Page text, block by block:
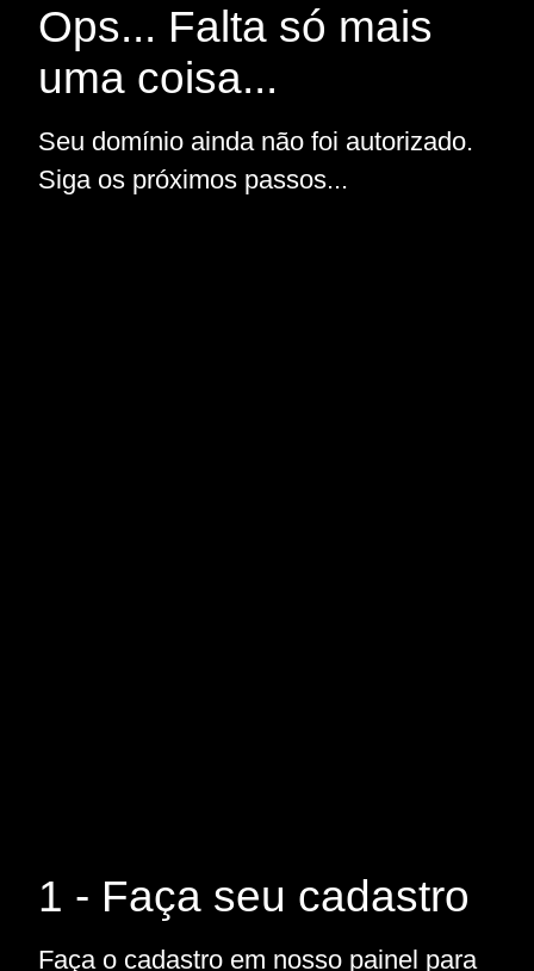
Ops... Falta só mais
uma coisa...
Seu domínio ainda não foi autorizado.
Siga os próximos passos...
1 - Faça seu cadastro
Faça o cadastro em nosso painel para